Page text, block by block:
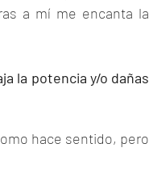
a mí me encanta la
la potencia y/o dañas
hace sentido, pero